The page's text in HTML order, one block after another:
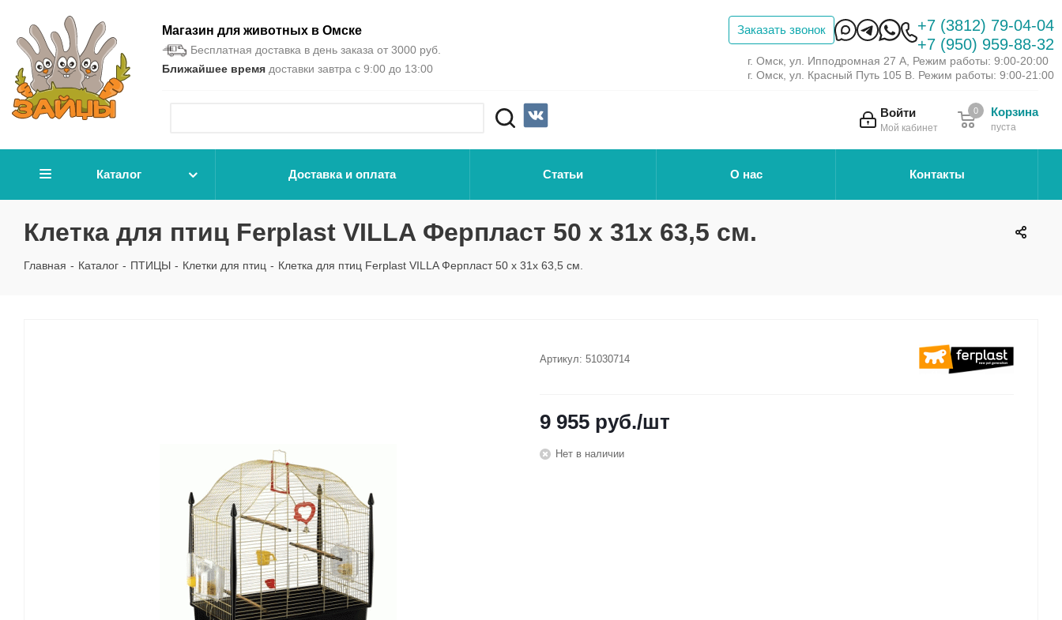
Магазин для животных в Омске
Бесплатная доставка в день заказа от 3000 руб.
Ближайшее время доставки завтра с 9:00 до 13:00
Заказать звонок
+7 (3812) 79-04-04
+7 (950) 959-88-32
г. Омск, ул. Ипподромная 27 А, Режим работы: 9:00-20:00
г. Омск, ул. Красный Путь 105 В. Режим работы: 9:00-21:00
Войти
Мой кабинет
Корзина
пуста
0
Каталог Доставка и оплата Статьи О нас Контакты
Клетка для птиц Ferplast VILLA Ферпласт 50 x 31x 63,5 см.
Главная - Каталог - ПТИЦЫ - Клетки для птиц - Клетка для птиц Ferplast VILLA Ферпласт 50 x 31x 63,5 см.
Артикул: 51030714
9 955 руб./шт
Нет в наличии